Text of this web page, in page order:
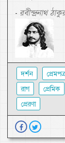
- রবীন্দ্রনাথ
দর্শন প্রেমপত্র
রাগ
প্রেমিক
প্রেরণা